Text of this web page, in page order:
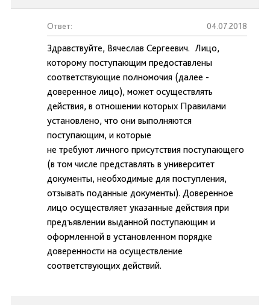
Ответ: 04.07.2018
Здравствуйте, Вячеслав Сергеевич. Лицо,
которому поступающим предоставлены
соответствующие полномочия (далее -
доверенное лицо), может осуществлять
действия, в отношении которых Правилами
установлено, что они выполняются
поступающим, и которые
не требуют личного присутствия поступающего
(в том числе представлять в университет
документы, необходимые для поступления,
отзывать поданные документы). Доверенное
лицо осуществляет указанные действия при
предъявлении выданной поступающим и
оформленной в установленном порядке
доверенности на осуществление
соответствующих действий.